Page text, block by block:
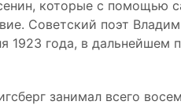
которые с помощью
Советский поэт
1923 года, в дальнейшем
занимал всего